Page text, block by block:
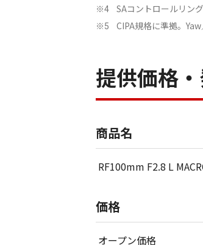
※4 SAコントロールリン
※5 CIPA規格に準拠。
提供価格
商品名
RF100mm F2.8 L
価格
オープン価格